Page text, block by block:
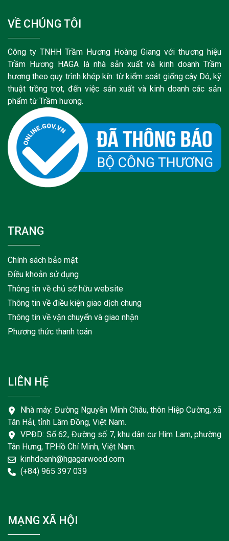
VỀ CHÚNG TÔI
Công ty TNHH Trầm Hương Hoàng Giang với thương hiệu
Trầm Hương HAGA là nhà sản xuất và kinh doanh Trầm
hương theo quy trình khép kín: từ kiểm soát giống cây Dó, kỹ
thuật trồng trọt, đến việc sản xuất và kinh doanh các sản
phẩm từ Trầm hương.
TRANG
Chính sách bảo mật
Điều khoản sử dụng
Thông tin về chủ sở hữu website
Thông tin về điều kiện giao dịch chung
Thông tin về vận chuyển và giao nhận
Phương thức thanh toán
LIÊN HỆ
Nhà máy: Đường Nguyễn Minh Châu, thôn Hiệp Cường, xã
Tân Hải, tỉnh Lâm Đồng, Việt Nam.
VPĐD: Số 62, Đường số 7, khu dân cư Him Lam, phường
Tân Hưng, TP.Hồ Chí Minh, Việt Nam.
kinhdoanh@hgagarwood.com
(+84) 965 397 039
MẠNG XÃ HỘI